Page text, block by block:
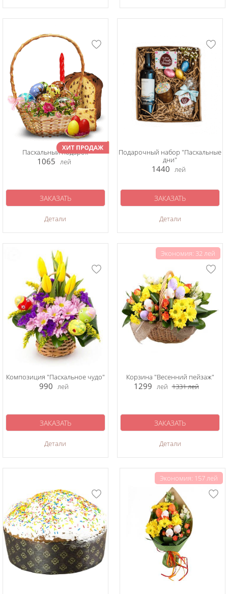
Пасхальный подарок
1065 лей
Детали
ЗАКАЗАТЬ
Подарочный набор "Пасхальные
дни"
1440 лей
Детали
ЗАКАЗАТЬ
Композиция "Пасхальное чудо"
990 лей
Детали
ЗАКАЗАТЬ
Экономия: 32 лей
Корзина "Весенний пейзаж"
1299 лей 1331лей
Детали
ЗАКАЗАТЬ
Экономия: 157 лей